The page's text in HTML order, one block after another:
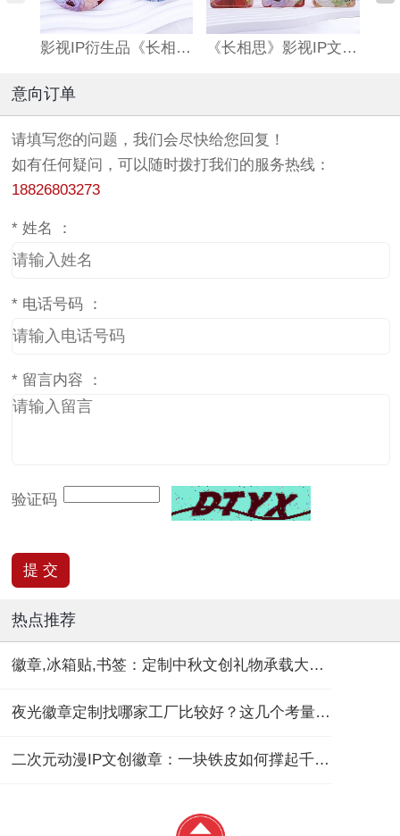
影视IP衍生品《长相思》双闪吧唧 《长相思》影视IP文创亚克力流沙麻将
意向订单
请填写您的问题，我们会尽快给您回复！
如有任何疑问，可以随时拨打我们的服务热线：
18826803273
* 姓名 ：
* 电话号码 ：
* 留言内容 ：
验证码
热点推荐
徽章,冰箱贴,书签：定制中秋文创礼物承载大团圆！
夜光徽章定制找哪家工厂比较好？这几个考量维度要记住！
二次元动漫IP文创徽章：一块铁皮如何撑起千亿“谷子经济”？